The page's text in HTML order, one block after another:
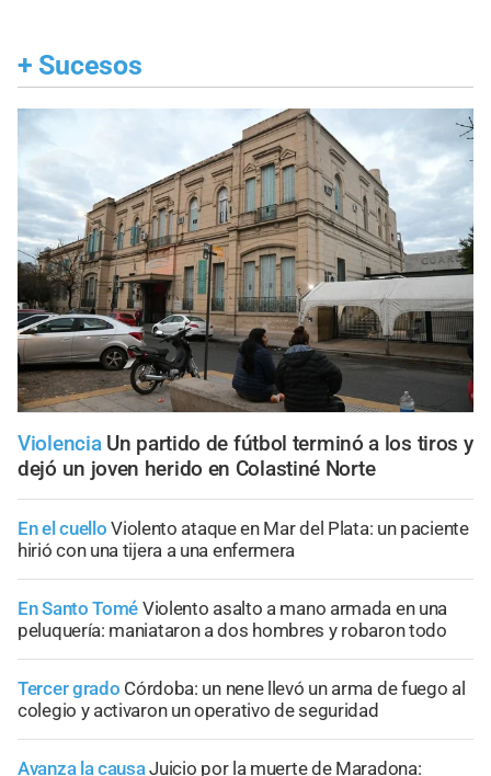
+ Sucesos
Violencia Un partido de fútbol terminó a los tiros y
dejó un joven herido en Colastiné Norte
En el cuello Violento ataque en Mar del Plata: un paciente
hirió con una tijera a una enfermera
En Santo Tomé Violento asalto a mano armada en una
peluquería: maniataron a dos hombres y robaron todo
Tercer grado Córdoba: un nene llevó un arma de fuego al
colegio y activaron un operativo de seguridad
Avanza la causaJuicio por la muerte de Maradona: